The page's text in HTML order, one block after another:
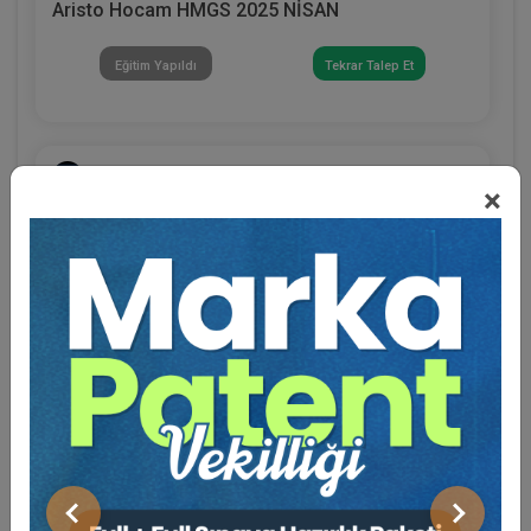
×
Önceki Sonraki
Aristo Hocam HMGS 2025 NİSAN
Eğitim Yapıldı Tekrar Talep Et
III. KAMU İHALE HUKUKU KONGRESİ
Eğitmen Hakkında
Sosyal Medya